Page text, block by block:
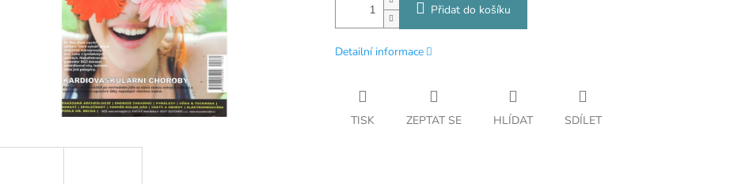
Přidat do košíku
Detailní informace
TISK ZEPTAT SE HLÍDAT SDÍLET